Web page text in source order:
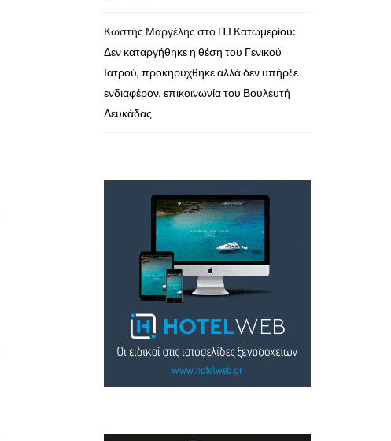
Κωστής Μαργέλης στο Π.Ι Κατωμερίου:
Δεν καταργήθηκε η θέση του Γενικού
Ιατρού, προκηρύχθηκε αλλά δεν υπήρξε
ενδιαφέρον, επικοινωνία του Βουλευτή
Λευκάδας